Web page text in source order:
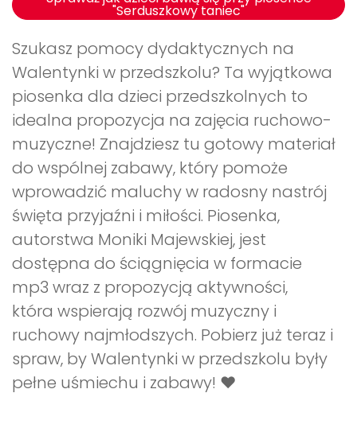
"Serduszkowy taniec"
Szukasz pomocy dydaktycznych na
Walentynki w przedszkolu? Ta wyjątkowa
piosenka dla dzieci przedszkolnych to
idealna propozycja na zajęcia ruchowo-
muzyczne! Znajdziesz tu gotowy materiał
do wspólnej zabawy, który pomoże
wprowadzić maluchy w radosny nastrój
święta przyjaźni i miłości. Piosenka,
autorstwa Moniki Majewskiej, jest
dostępna do ściągnięcia w formacie
mp3 wraz z propozycją aktywności,
która wspierają rozwój muzyczny i
ruchowy najmłodszych. Pobierz już teraz i
spraw, by Walentynki w przedszkolu były
pełne uśmiechu i zabawy! ❤️